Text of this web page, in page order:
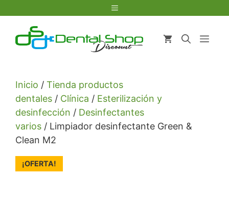
contenido
Menú
Inicio / Tienda productos
dentales / Clínica / Esterilización y
desinfección / Desinfectantes
varios / Limpiador desinfectante Green &
Clean M2
¡OFERTA!